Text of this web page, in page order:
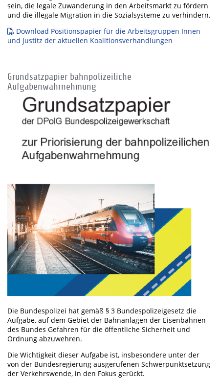
sein, die legale Zuwanderung in den Arbeitsmarkt zu fördern
und die illegale Migration in die Sozialsysteme zu verhindern.
Download Positionspapier für die Arbeitsgruppen Innen
und Justitz der aktuellen Koalitionsverhandlungen
Grundsatzpapier bahnpolizeiliche
Aufgabenwahrnehmung
Die Bundespolizei hat gemäß § 3 Bundespolizeigesetz die
Aufgabe, auf dem Gebiet der Bahnanlagen der Eisenbahnen
des Bundes Gefahren für die öffentliche Sicherheit und
Ordnung abzuwehren.
Die Wichtigkeit dieser Aufgabe ist, insbesondere unter der
von der Bundesregierung ausgerufenen Schwerpunktsetzung
der Verkehrswende, in den Fokus gerückt.